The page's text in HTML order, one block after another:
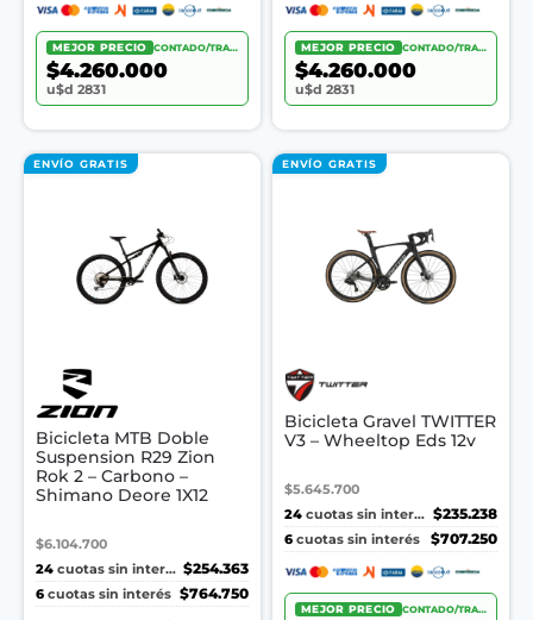
MEJOR PRECIO CONTADO/TRANSF.
$4.260.000
u$d 2831
MEJOR PRECIO CONTADO/TRANSF.
$4.260.000
u$d 2831
ENVÍO GRATIS
Bicicleta MTB Doble
Suspension R29 Zion
Rok 2 – Carbono –
Shimano Deore 1X12
$6.104.700
24 cuotas sin interés
$254.363
6 cuotas sin interés $764.750
ENVÍO GRATIS
Bicicleta Gravel TWITTER
V3 – Wheeltop Eds 12v
$5.645.700
24 cuotas sin interés
$235.238
6 cuotas sin interés $707.250
MEJOR PRECIO CONTADO/TRANSF.